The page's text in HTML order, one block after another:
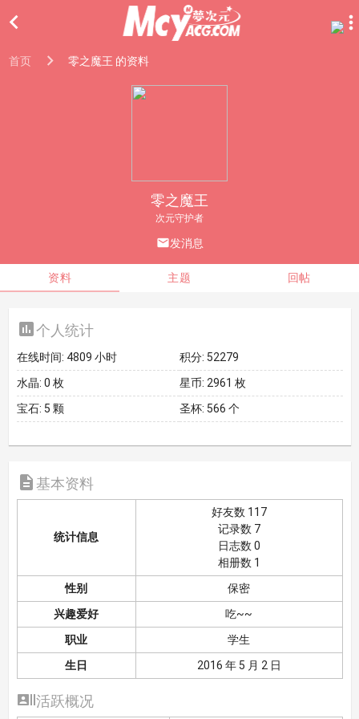

首页 零之魔王 的资料
零之魔王
次元守护者
发消息
资料 主题 回帖
个人统计
在线时间: 4809 小时 积分: 52279
水晶: 0 枚 星币: 2961 枚
宝石: 5 颗 圣杯: 566 个
 基本资料
统计信息
好友数 117
记录数 7
日志数 0
相册数 1
性别
保密
兴趣爱好
吃~~
职业
学生
生日
2016 年 5 月 2 日
活跃概况